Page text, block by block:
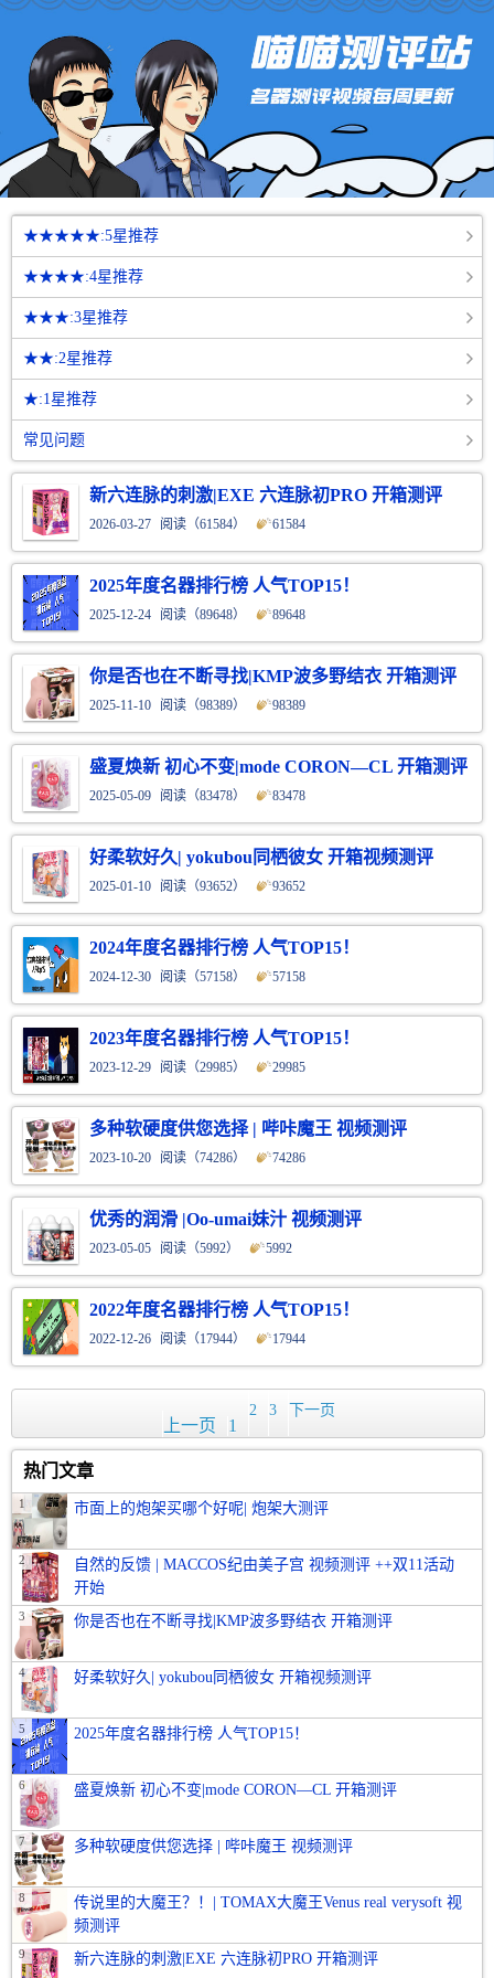
★★★★★:5星推荐
★★★★:4星推荐
★★★:3星推荐
★★:2星推荐
★:1星推荐
常见问题
新六连脉的刺激|EXE 六连脉初PRO 开箱测评
2026-03-27 阅读（61584） 61584
2025年度名器排行榜 人气TOP15！
2025-12-24 阅读（89648） 89648
你是否也在不断寻找|KMP波多野结衣 开箱测评
2025-11-10 阅读（98389） 98389
盛夏焕新 初心不变|mode CORON—CL 开箱测评
2025-05-09 阅读（83478） 83478
好柔软好久| yokubou同栖彼女 开箱视频测评
2025-01-10 阅读（93652） 93652
2024年度名器排行榜 人气TOP15！
2024-12-30 阅读（57158） 57158
2023年度名器排行榜 人气TOP15！
2023-12-29 阅读（29985） 29985
多种软硬度供您选择 | 哔咔魔王 视频测评
2023-10-20 阅读（74286） 74286
优秀的润滑 |Oo-umai妹汁 视频测评
2023-05-05 阅读（5992） 5992
2022年度名器排行榜 人气TOP15！
2022-12-26 阅读（17944） 17944
上一页 1
2 3 下一页
热门文章
1 市面上的炮架买哪个好呢| 炮架大测评
2
自然的反馈 | MACCOS纪由美子宫 视频测评 ++双11活动
开始
3 你是否也在不断寻找|KMP波多野结衣 开箱测评
4 好柔软好久| yokubou同栖彼女 开箱视频测评
5 2025年度名器排行榜 人气TOP15！
6 盛夏焕新 初心不变|mode CORON—CL 开箱测评
7 多种软硬度供您选择 | 哔咔魔王 视频测评
8
传说里的大魔王？！| TOMAX大魔王Venus real verysoft 视
频测评
9 新六连脉的刺激|EXE 六连脉初PRO 开箱测评